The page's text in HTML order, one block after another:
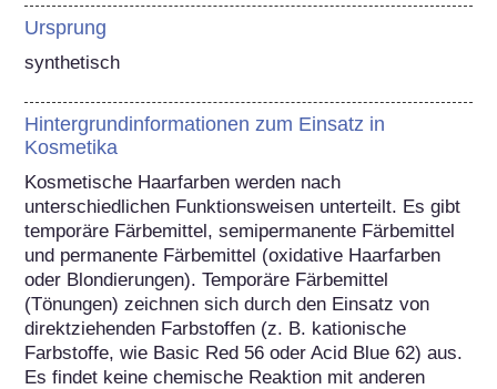
Ursprung
synthetisch
Hintergrundinformationen zum Einsatz in
Kosmetika
Kosmetische Haarfarben werden nach
unterschiedlichen Funktionsweisen unterteilt. Es gibt
temporäre Färbemittel, semipermanente Färbemittel
und permanente Färbemittel (oxidative Haarfarben
oder Blondierungen). Temporäre Färbemittel
(Tönungen) zeichnen sich durch den Einsatz von
direktziehenden Farbstoffen (z. B. kationische
Farbstoffe, wie Basic Red 56 oder Acid Blue 62) aus.
Es findet keine chemische Reaktion mit anderen